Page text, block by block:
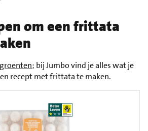
om een frittata
groenten; bij Jumbo vind je alles wat je
recept met frittata te maken.